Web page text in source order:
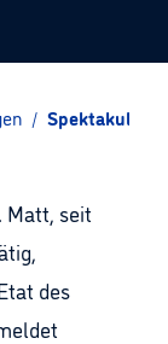
/
Matt, seit
des